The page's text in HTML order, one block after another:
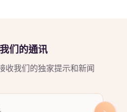
们的通讯
收我们的独家提示和新闻